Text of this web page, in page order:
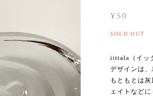
¥50
SOLD OUT
iittala（イッ
デザインは、
もともとは
ェイトなど